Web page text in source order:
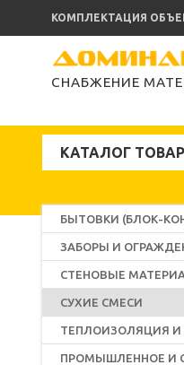
КОМПЛЕКТАЦИЯ
СНАБЖЕНИЕ
КАТАЛОГ
БЫТОВКИ (БЛОК-
ЗАБОРЫ И
СТЕНОВЫЕ
СУХИЕ СМЕСИ
ТЕПЛОИЗОЛЯЦИЯ
ПРОМЫШЛЕННОЕ И